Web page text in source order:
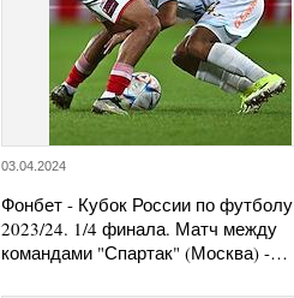
03.04.2024
Фонбет - Кубок России по футболу
2023/24. 1/4 финала. Матч между
командами "Спартак" (Москва) -…